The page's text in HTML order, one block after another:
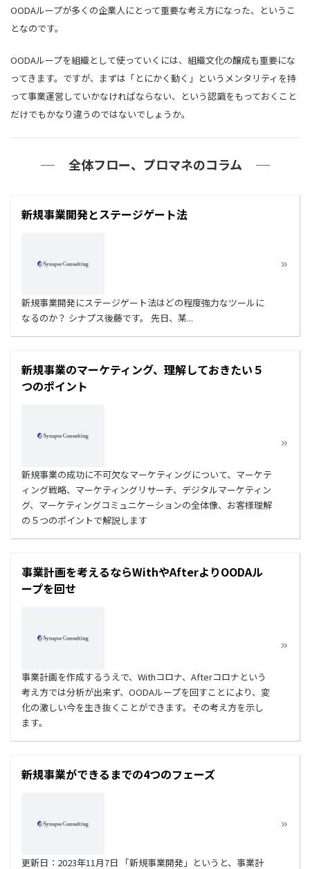
OODAループが多くの企業人にとって重要な考え方になった、というこ
となのです。
OODAループを組織として使っていくには、組織文化の醸成も重要にな
ってきます。ですが、まずは「とにかく動く」というメンタリティを持
って事業運営していかなければならない、という認識をもっておくこと
だけでもかなり違うのではないでしょうか。
全体フロー、プロマネのコラム
新規事業開発とステージゲート法
新規事業開発にステージゲート法はどの程度強力なツールに
なるのか？ シナプス後藤です。 先日、某...
新規事業のマーケティング、理解しておきたい５
つのポイント
新規事業の成功に不可欠なマーケティングについて、マーケテ
ィング戦略、マーケティングリサーチ、デジタルマーケティン
グ、マーケティングコミュニケーションの全体像、お客様理解
の５つのポイントで解説します
事業計画を考えるならWithやAfterよりOODAル
ープを回せ
事業計画を作成するうえで、Withコロナ、Afterコロナという
考え方では分析が出来ず、OODAループを回すことにより、変
化の激しい今を生き抜くことができます。その考え方を示し
ます。
新規事業ができるまでの4つのフェーズ
更新日：2023年11月7日 「新規事業開発」というと、事業計